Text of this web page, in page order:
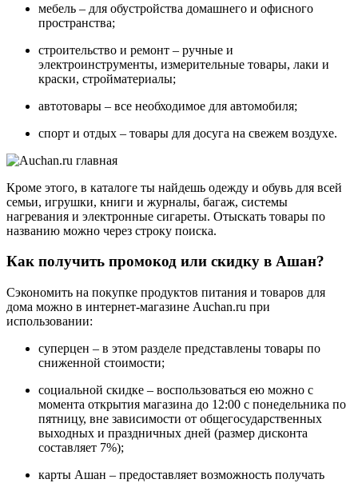
мебель – для обустройства домашнего и офисного
пространства;
строительство и ремонт – ручные и
электроинструменты, измерительные товары, лаки и
краски, стройматериалы;
автотовары – все необходимое для автомобиля;
спорт и отдых – товары для досуга на свежем воздухе.
Кроме этого, в каталоге ты найдешь одежду и обувь для всей
семьи, игрушки, книги и журналы, багаж, системы
нагревания и электронные сигареты. Отыскать товары по
названию можно через строку поиска.
Как получить промокод или скидку в Ашан?
Сэкономить на покупке продуктов питания и товаров для
дома можно в интернет-магазине Auchan.ru при
использовании:
суперцен – в этом разделе представлены товары по
сниженной стоимости;
социальной скидке – воспользоваться ею можно с
момента открытия магазина до 12:00 с понедельника по
пятницу, вне зависимости от общегосударственных
выходных и праздничных дней (размер дисконта
составляет 7%);
карты Ашан – предоставляет возможность получать